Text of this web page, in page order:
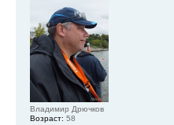
Владимир Дрючков
Возраст: 58